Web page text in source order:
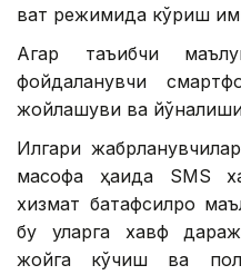
вақт режимида кўриш
Агар таъқибчи
фойдаланувчи
жойлашуви ва
Илгари жабрланувчилар
масофа ҳақида SМS
хизмат батафсилроқ
бу уларга хавф
жойга кўчиш ва